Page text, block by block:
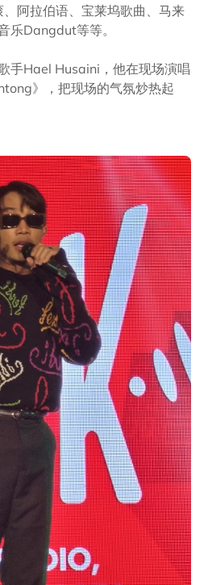
阿拉伯语、宝莱坞歌曲、马来
乐Dangdut等等。
手Hael Husaini，他在现场演唱
》，把现场的气氛炒热起